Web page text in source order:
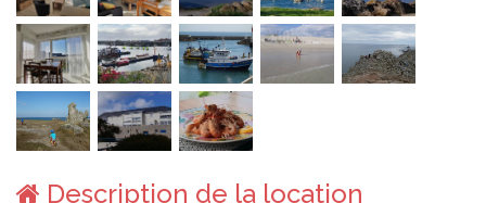
Description de la location